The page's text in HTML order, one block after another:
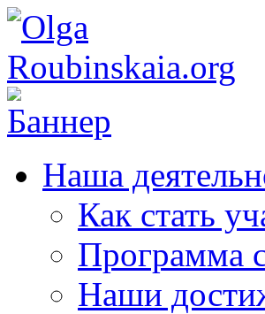
Наша
Как стать
Программа
Наши